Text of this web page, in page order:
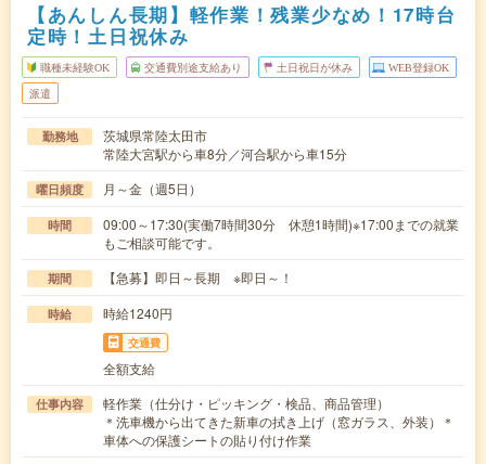
【あんしん長期】軽作業！残業少なめ！17時台
定時！土日祝休み
職種未経験OK 交通費別途支給あり 土日祝日が休み WEB登録OK
派遣
勤務地
茨城県常陸太田市
常陸大宮駅から車8分／河合駅から車15分
曜日頻度 月～金（週5日）
時間
09:00～17:30(実働7時間30分 休憩1時間)※17:00までの就業
もご相談可能です。
期間 【急募】即日～長期 ※即日～！
時給 時給1240円
交通費
全額支給
仕事内容
軽作業（仕分け・ピッキング・検品、商品管理）
＊洗車機から出てきた新車の拭き上げ（窓ガラス、外装）＊
車体への保護シートの貼り付け作業